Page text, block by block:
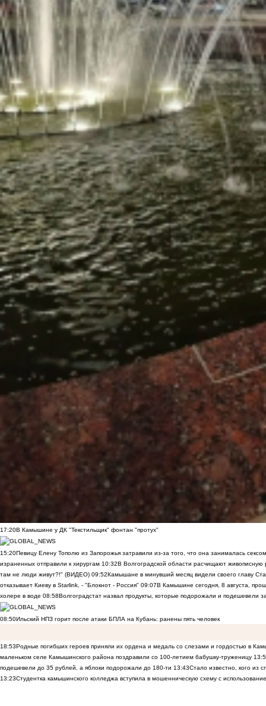
17:20В Камышине у ДК "Текстильщик" фонтан "протух"
15:20Певицу Елену Тополю из Запорожья затравили из-за того, что она занималась
израненных отправили к хирургам 10:32В Волгоградской области расчищают
там не люди живут?!" (ВИДЕО) 09:52Камышане в минувший месяц видели своего главу
отказывает Киеву в Starlink, - "Блокнот - Россия" 09:07В Камышине сегодня, 8 августа,
холере в воде 08:58Волгоградстат назвал продукты, которые подорожали и подешевели
08:50Ильский НПЗ горит после атаки БПЛА на Кубань: ранены пять человек
18:53Родные погибших героев приняли их ордена и медаль со слезами и гордостью в
маленьком селе Камышинского района поздравили со 100-летием бабушку-труженицу
подешевели до 35 рублей, а яблоки подорожали до 180-ти 13:43Стало известно, кого из
13:23Студентка камышинского колледжа вступила в мошенническую схему с